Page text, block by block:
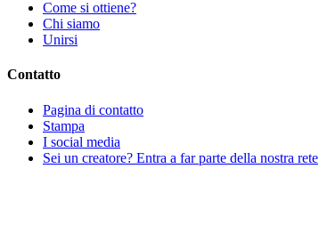
Come si ottiene?
Chi siamo
Unirsi
Contatto
Pagina di contatto
Stampa
I social media
Sei un creatore? Entra a far parte della nostra rete